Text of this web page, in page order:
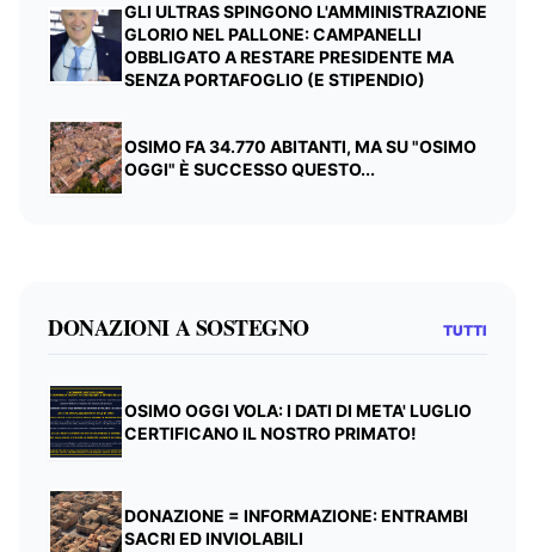
GLI ULTRAS SPINGONO L'AMMINISTRAZIONE
GLORIO NEL PALLONE: CAMPANELLI
OBBLIGATO A RESTARE PRESIDENTE MA
SENZA PORTAFOGLIO (E STIPENDIO)
OSIMO FA 34.770 ABITANTI, MA SU "OSIMO
OGGI" È SUCCESSO QUESTO...
DONAZIONI A SOSTEGNO TUTTI
OSIMO OGGI VOLA: I DATI DI META' LUGLIO
CERTIFICANO IL NOSTRO PRIMATO!
DONAZIONE = INFORMAZIONE: ENTRAMBI
SACRI ED INVIOLABILI